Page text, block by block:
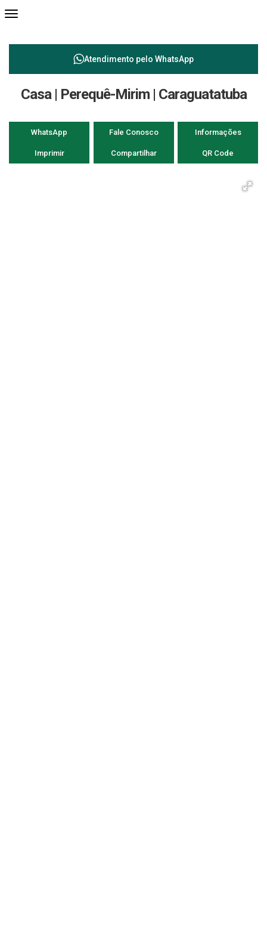
Atendimento pelo WhatsApp
Casa | Perequê-Mirim | Caraguatatuba
WhatsApp Fale Conosco Informações
Imprimir Compartilhar QR Code